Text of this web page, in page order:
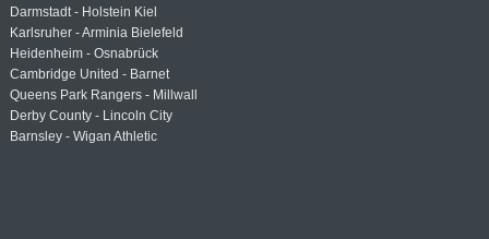
Darmstadt - Holstein Kiel
Karlsruher - Arminia Bielefeld
Heidenheim - Osnabrück
Cambridge United - Barnet
Queens Park Rangers - Millwall
Derby County - Lincoln City
Barnsley - Wigan Athletic